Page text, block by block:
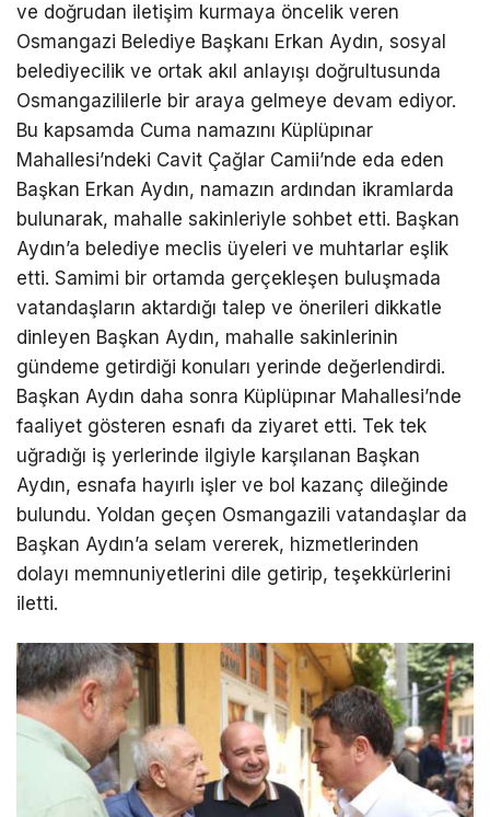
ve doğrudan iletişim kurmaya öncelik veren
Osmangazi Belediye Başkanı Erkan Aydın, sosyal
belediyecilik ve ortak akıl anlayışı doğrultusunda
Osmangazililerle bir araya gelmeye devam ediyor.
Bu kapsamda Cuma namazını Küplüpınar
Mahallesi’ndeki Cavit Çağlar Camii’nde eda eden
Başkan Erkan Aydın, namazın ardından ikramlarda
bulunarak, mahalle sakinleriyle sohbet etti. Başkan
Aydın’a belediye meclis üyeleri ve muhtarlar eşlik
etti. Samimi bir ortamda gerçekleşen buluşmada
vatandaşların aktardığı talep ve önerileri dikkatle
dinleyen Başkan Aydın, mahalle sakinlerinin
gündeme getirdiği konuları yerinde değerlendirdi.
Başkan Aydın daha sonra Küplüpınar Mahallesi’nde
faaliyet gösteren esnafı da ziyaret etti. Tek tek
uğradığı iş yerlerinde ilgiyle karşılanan Başkan
Aydın, esnafa hayırlı işler ve bol kazanç dileğinde
bulundu. Yoldan geçen Osmangazili vatandaşlar da
Başkan Aydın’a selam vererek, hizmetlerinden
dolayı memnuniyetlerini dile getirip, teşekkürlerini
iletti.